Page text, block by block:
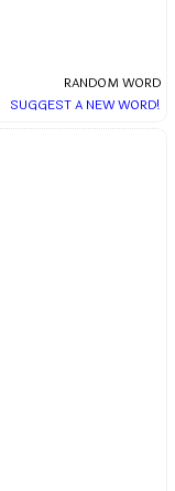
RANDOM WORD
SUGGEST A NEW WORD!